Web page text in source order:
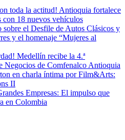
toda la actitud! Antioquia fortalece
con 18 nuevos vehículos
sobre el Desfile de Autos Clásicos y
y el homenaje “Mujeres al
Medellín recibe la 4.ª
Negocios de Comfenalco Antioquia
en charla íntima por Film&Arts:
II
Empresas: El impulso que
en Colombia